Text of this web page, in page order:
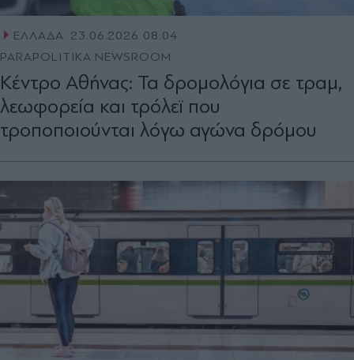
ΕΛΛΑΔΑ
23.06.2026 08:04
PARAPOLITIKA NEWSROOM
Κέντρο Αθήνας: Τα δρομολόγια σε τραμ,
λεωφορεία και τρόλεϊ που
τροποποιούνται λόγω αγώνα δρόμου